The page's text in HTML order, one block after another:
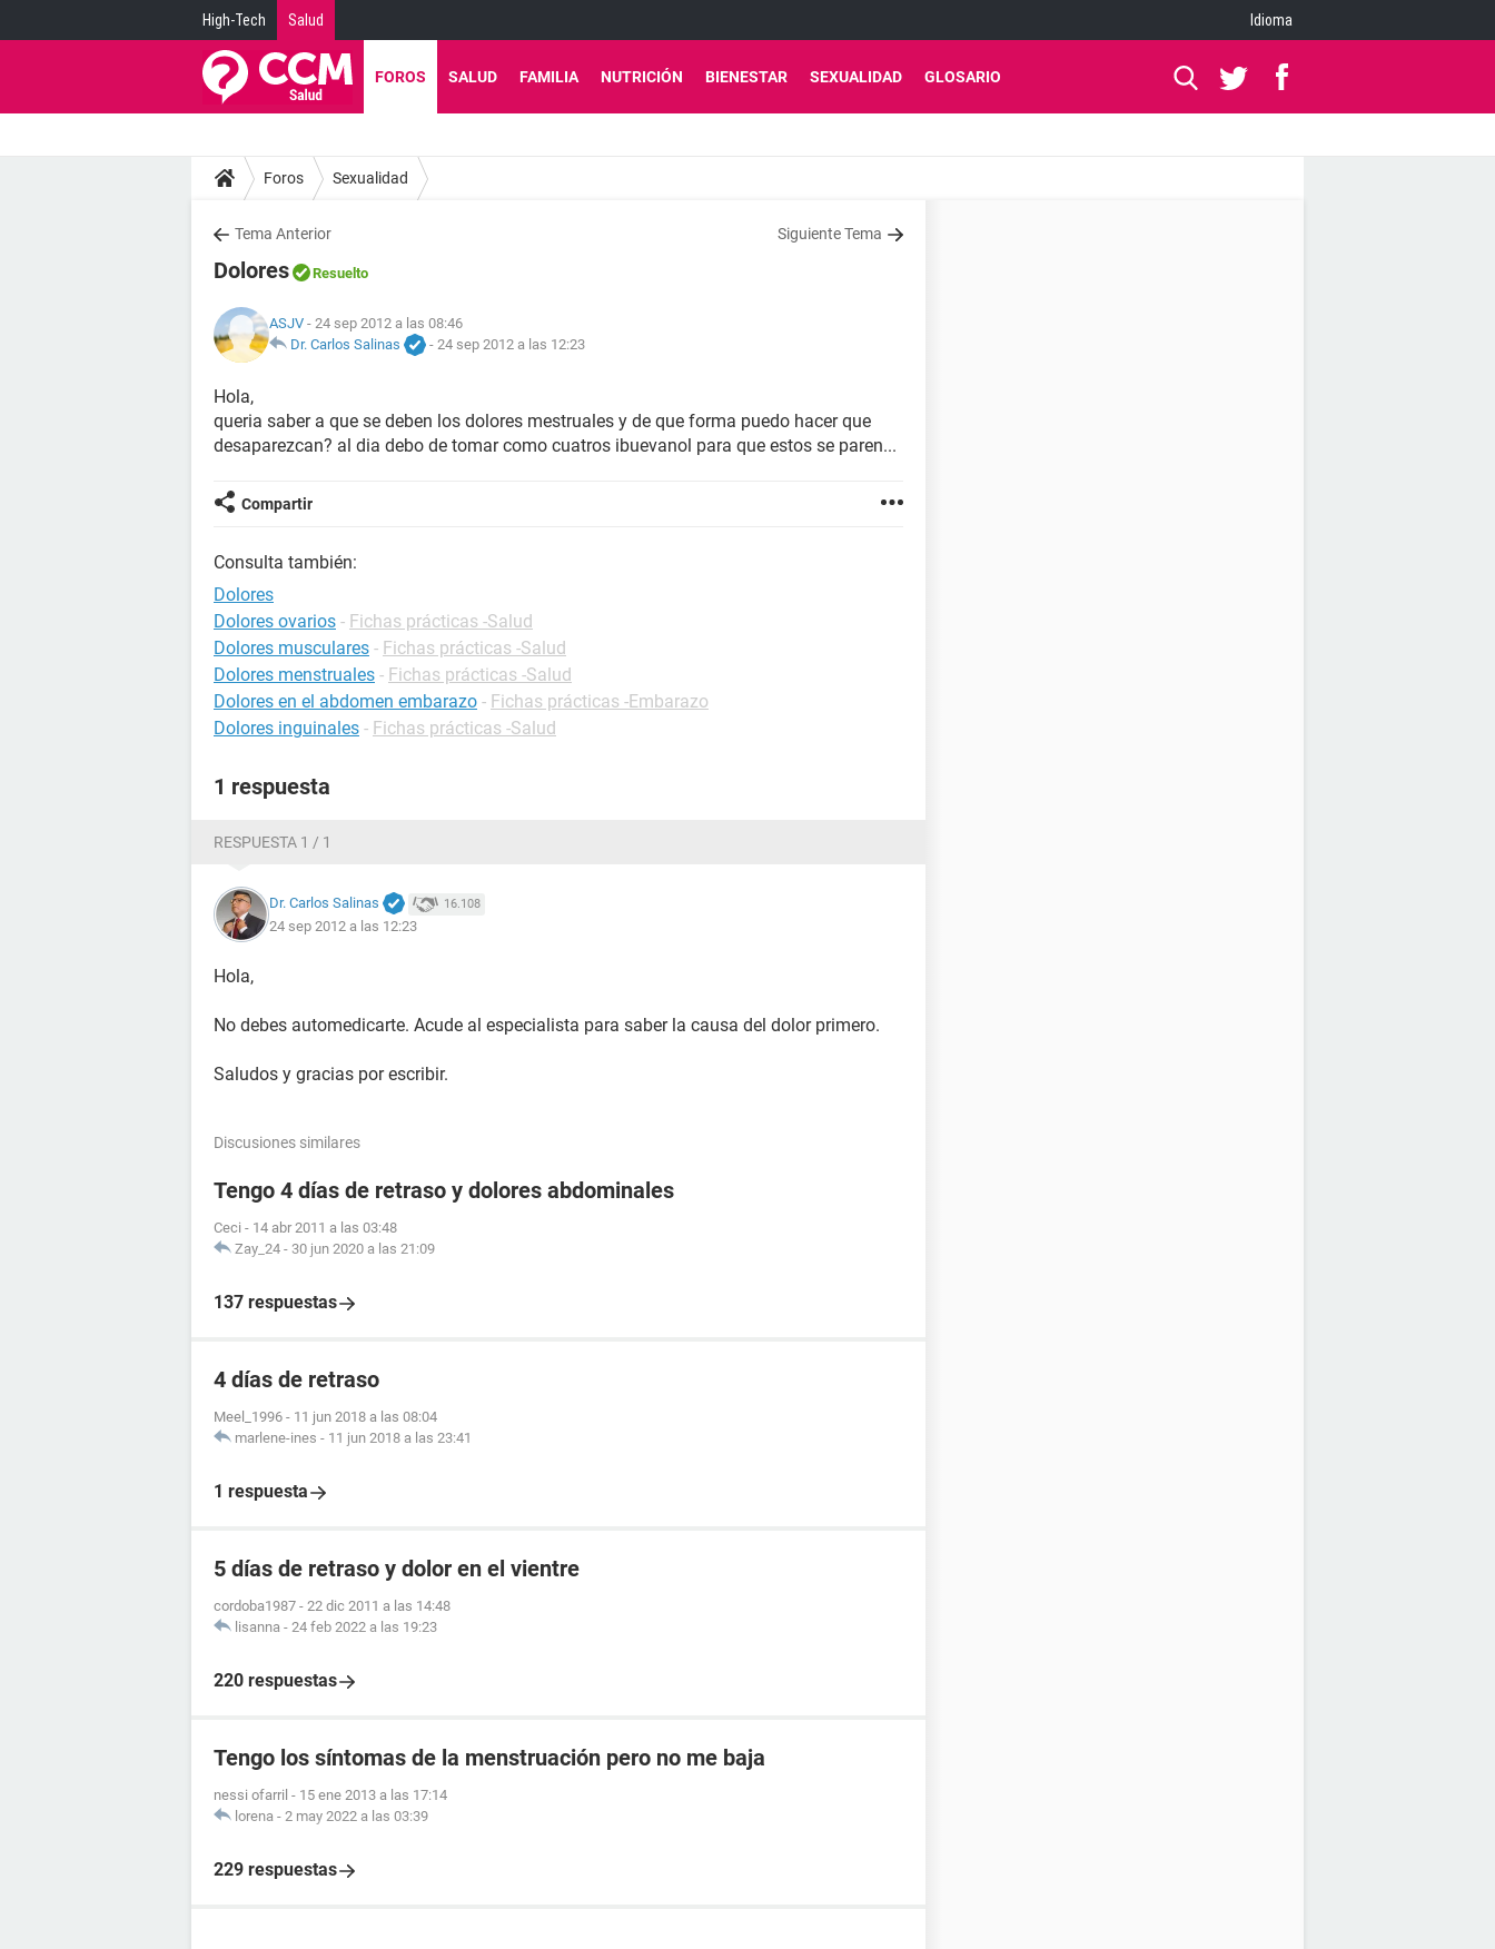
High-Tech Salud Idioma
FOROS SALUD FAMILIA NUTRICIÓN BIENESTAR SEXUALIDAD GLOSARIO
Foros Sexualidad
Tema Anterior Siguiente Tema
Dolores Resuelto
ASJV - 24 sep 2012 a las 08:46
Dr. Carlos Salinas
- 24 sep 2012 a las 12:23
Hola,
queria saber a que se deben los dolores mestruales y de que forma puedo hacer que
desaparezcan? al dia debo de tomar como cuatros ibuevanol para que estos se paren...
Compartir
Consulta también:
Dolores
Dolores ovarios - Fichas prácticas -Salud
Dolores musculares - Fichas prácticas -Salud
Dolores menstruales - Fichas prácticas -Salud
Dolores en el abdomen embarazo - Fichas prácticas -Embarazo
Dolores inguinales - Fichas prácticas -Salud
1 respuesta
RESPUESTA 1 / 1
Dr. Carlos Salinas 16.108
24 sep 2012 a las 12:23
Hola,
No debes automedicarte. Acude al especialista para saber la causa del dolor primero.
Saludos y gracias por escribir.
Discusiones similares
Tengo 4 días de retraso y dolores abdominales
Ceci - 14 abr 2011 a las 03:48
Zay_24 - 30 jun 2020 a las 21:09
137 respuestas
4 días de retraso
Meel_1996 - 11 jun 2018 a las 08:04
marlene-ines - 11 jun 2018 a las 23:41
1 respuesta
5 días de retraso y dolor en el vientre
cordoba1987 - 22 dic 2011 a las 14:48
lisanna - 24 feb 2022 a las 19:23
220 respuestas
Tengo los síntomas de la menstruación pero no me baja
nessi ofarril - 15 ene 2013 a las 17:14
lorena - 2 may 2022 a las 03:39
229 respuestas